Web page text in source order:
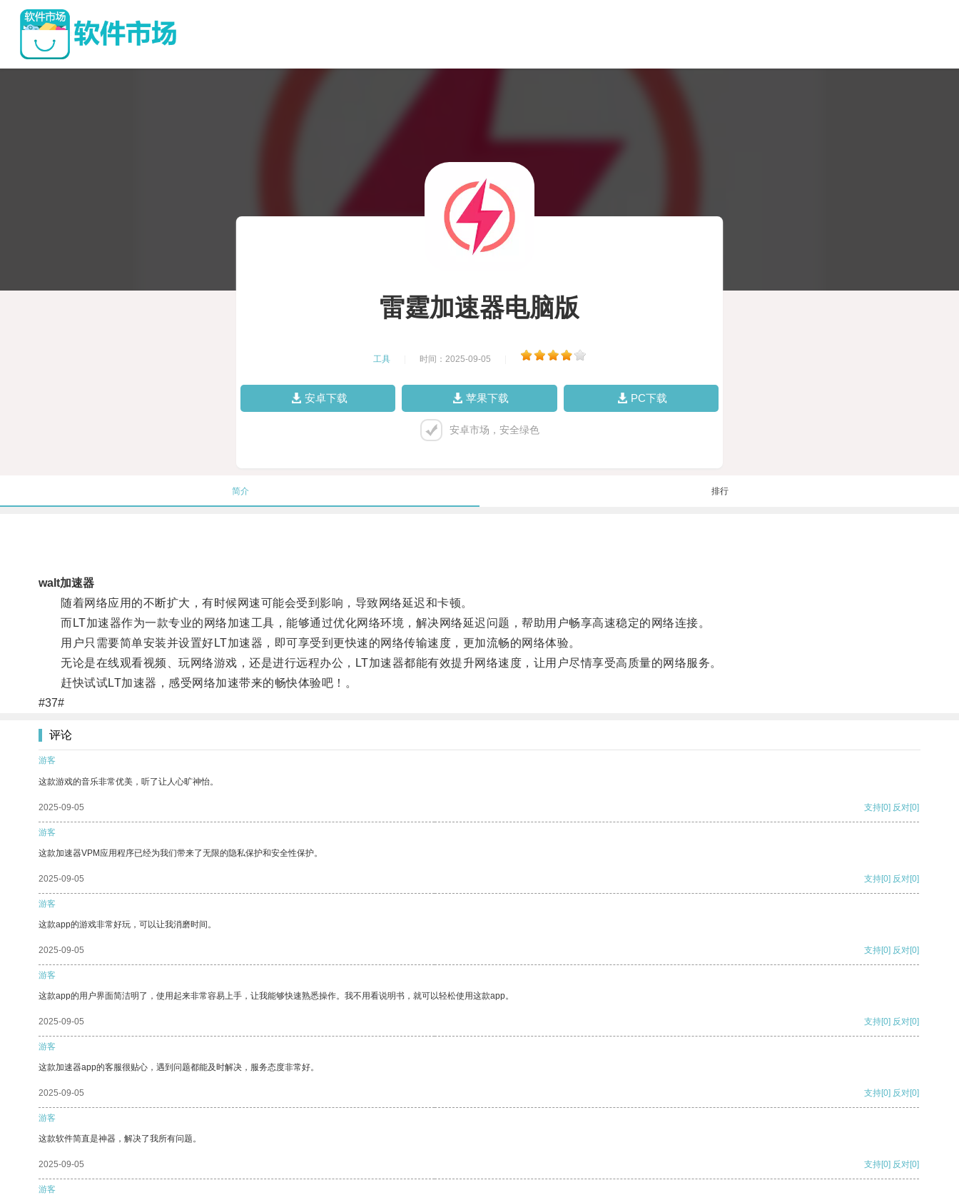
雷霆加速器电脑版
工具 时间：2025-09-05
安卓下载 苹果下载 PC下载
安卓市场，安全绿色
简介 排行
walt加速器
随着网络应用的不断扩大，有时候网速可能会受到影响，导致网络延迟和卡顿。
而LT加速器作为一款专业的网络加速工具，能够通过优化网络环境，解决网络延迟问题，帮助用户畅享高速稳定的网络连接。
用户只需要简单安装并设置好LT加速器，即可享受到更快速的网络传输速度，更加流畅的网络体验。
无论是在线观看视频、玩网络游戏，还是进行远程办公，LT加速器都能有效提升网络速度，让用户尽情享受高质量的网络服务。
赶快试试LT加速器，感受网络加速带来的畅快体验吧！。
#37#
评论
游客
这款游戏的音乐非常优美，听了让人心旷神怡。
2025-09-05 支持[0] 反对[0]
游客
这款加速器VPM应用程序已经为我们带来了无限的隐私保护和安全性保护。
2025-09-05 支持[0] 反对[0]
游客
这款app的游戏非常好玩，可以让我消磨时间。
2025-09-05 支持[0] 反对[0]
游客
这款app的用户界面简洁明了，使用起来非常容易上手，让我能够快速熟悉操作。我不用看说明书，就可以轻松使用这款app。
2025-09-05 支持[0] 反对[0]
游客
这款加速器app的客服很贴心，遇到问题都能及时解决，服务态度非常好。
2025-09-05 支持[0] 反对[0]
游客
这款软件简直是神器，解决了我所有问题。
2025-09-05 支持[0] 反对[0]
游客